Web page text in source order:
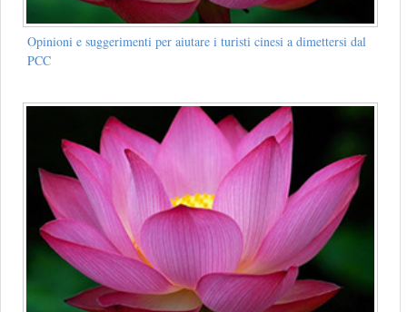
Opinioni e suggerimenti per aiutare i turisti cinesi a dimettersi dal
PCC